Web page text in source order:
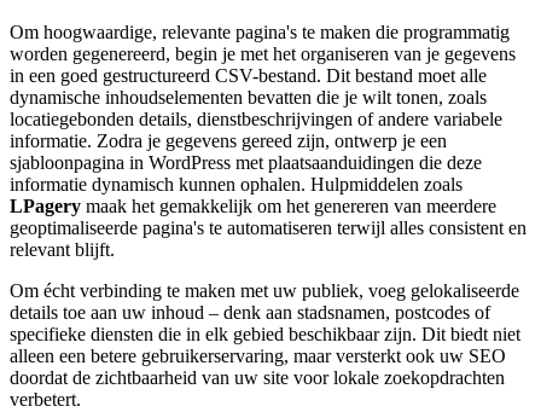
Om hoogwaardige, relevante pagina's te maken die programmatig
worden gegenereerd, begin je met het organiseren van je gegevens
in een goed gestructureerd CSV-bestand. Dit bestand moet alle
dynamische inhoudselementen bevatten die je wilt tonen, zoals
locatiegebonden details, dienstbeschrijvingen of andere variabele
informatie. Zodra je gegevens gereed zijn, ontwerp je een
sjabloonpagina in WordPress met plaatsaanduidingen die deze
informatie dynamisch kunnen ophalen. Hulpmiddelen zoals
LPagery maak het gemakkelijk om het genereren van meerdere
geoptimaliseerde pagina's te automatiseren terwijl alles consistent en
relevant blijft.
Om écht verbinding te maken met uw publiek, voeg gelokaliseerde
details toe aan uw inhoud – denk aan stadsnamen, postcodes of
specifieke diensten die in elk gebied beschikbaar zijn. Dit biedt niet
alleen een betere gebruikerservaring, maar versterkt ook uw SEO
doordat de zichtbaarheid van uw site voor lokale zoekopdrachten
verbetert.